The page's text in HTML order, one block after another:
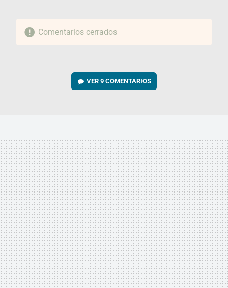
Comentarios cerrados
VER9 COMENTARIOS